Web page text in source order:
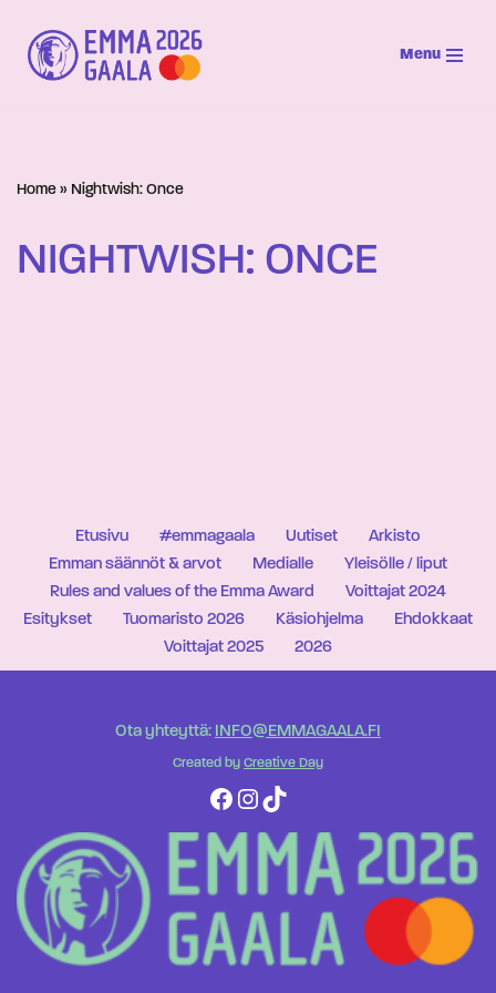
Siirry
suoraan
Menu
Home » Nightwish: Once
NIGHTWISH: ONCE
Etusivu #emmagaala Uutiset
Arkisto
Emman säännöt & arvot
Medialle
Yleisölle / liput
Rules and values of the Emma Award
Voittajat 2024
Esitykset
Tuomaristo 2026 Käsiohjelma
Ehdokkaat
Voittajat 2025
2026
Ota yhteyttä: INFO@EMMAGAALA.FI
Created by Creative Day